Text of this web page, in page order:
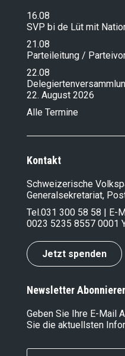
16.08
SVP bi de Lüt mit
21.08
Parteileitung /
22.08
22. August 2026
Alle Termine
Kontakt
Schweizerische
Generalsekretariat,
Tel.031 300 58 58 | E-
0023 5235 8557 0001
Jetzt spenden
Newsletter
Geben Sie Ihre E-Mail
Sie die aktuellsten